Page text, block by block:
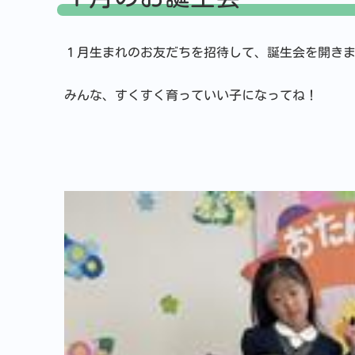
１月生まれのお友だちを招待して、誕生会を開き
みんな、すくすく育っていい子になってね！